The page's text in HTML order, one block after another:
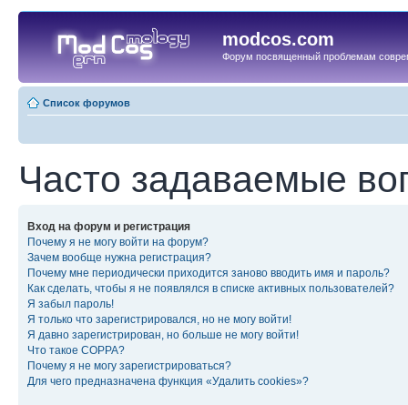
modcos.com
Форум посвященный проблемам
Список форумов
Часто задаваемые
Вход на форум и регистрация
Почему я не могу войти на форум?
Зачем вообще нужна регистрация?
Почему мне периодически приходится заново вводить имя и пароль?
Как сделать, чтобы я не появлялся в списке активных пользователей?
Я забыл пароль!
Я только что зарегистрировался, но не могу войти!
Я давно зарегистрирован, но больше не могу войти!
Что такое COPPA?
Почему я не могу зарегистрироваться?
Для чего предназначена функция «Удалить cookies»?